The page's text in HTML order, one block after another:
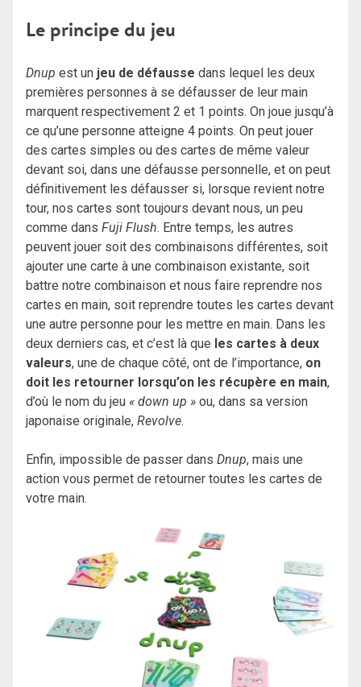
Le principe du jeu
Dnup est un jeu de défausse dans lequel les deux
premières personnes à se défausser de leur main
marquent respectivement 2 et 1 points. On joue jusqu’à
ce qu’une personne atteigne 4 points. On peut jouer
des cartes simples ou des cartes de même valeur
devant soi, dans une défausse personnelle, et on peut
définitivement les défausser si, lorsque revient notre
tour, nos cartes sont toujours devant nous, un peu
comme dans Fuji Flush. Entre temps, les autres
peuvent jouer soit des combinaisons différentes, soit
ajouter une carte à une combinaison existante, soit
battre notre combinaison et nous faire reprendre nos
cartes en main, soit reprendre toutes les cartes devant
une autre personne pour les mettre en main. Dans les
deux derniers cas, et c’est là que les cartes à deux
valeurs, une de chaque côté, ont de l’importance, on
doit les retourner lorsqu’on les récupère en main,
d’où le nom du jeu « down up » ou, dans sa version
japonaise originale, Revolve.
Enfin, impossible de passer dans Dnup, mais une
action vous permet de retourner toutes les cartes de
votre main.